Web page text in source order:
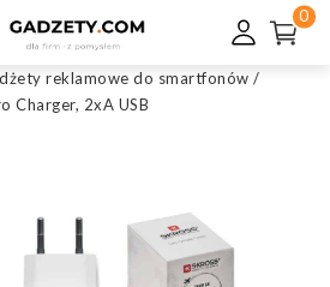
0
reklamowe do smartfonów /
Charger, 2xA USB